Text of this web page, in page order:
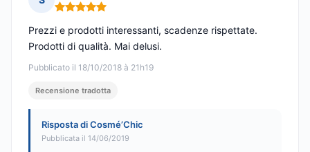
Nota: 5 su 5
Pubblicato il 18/10/2018 à 21h19
Prezzi e prodotti interessanti, scadenze rispettate.
Prodotti di qualità. Mai delusi.
Recensione tradotta
Risposta di Cosmé’Chic
Pubblicata il 14/06/2019